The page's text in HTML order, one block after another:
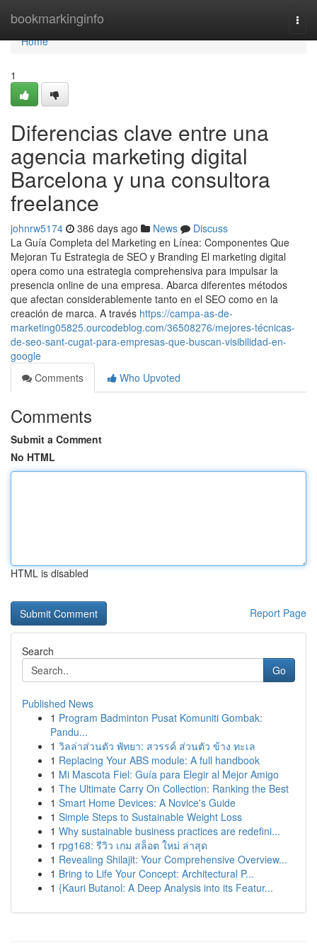
bookmarkinginfo
Home
Home
1
Diferencias clave entre una
agencia marketing digital
Barcelona y una consultora
freelance
johnrw5174 386 days ago News
Discuss
La Guía Completa del Marketing en Línea: Componentes Que
Mejoran Tu Estrategia de SEO y Branding El marketing digital
opera como una estrategia comprehensiva para impulsar la
presencia online de una empresa. Abarca diferentes métodos
que afectan considerablemente tanto en el SEO como en la
creación de marca. A través https://campa-as-de-
marketing05825.ourcodeblog.com/36508276/mejores-técnicas-
de-seo-sant-cugat-para-empresas-que-buscan-visibilidad-en-
google
Comments
Who Upvoted
Comments
Submit a Comment
No HTML
HTML is disabled
Report Page
Search
Go
Published News
1 Program Badminton Pusat Komuniti Gombak:
Pandu...
1 วิลล่าส่วนตัว พัทยา: สวรรค์ ส่วนตัว ข้าง ทะเล
1 Replacing Your ABS module: A full handbook
1 Mi Mascota Fiel: Guía para Elegir al Mejor Amigo
1 The Ultimate Carry On Collection: Ranking the Best
1 Smart Home Devices: A Novice's Guide
1 Simple Steps to Sustainable Weight Loss
1 Why sustainable business practices are redefini...
1 rpg168: รีวิว เกม สล็อต ใหม่ ล่าสุด
1 Revealing Shilajit: Your Comprehensive Overview...
1 Bring to Life Your Concept: Architectural P...
1 {Kauri Butanol: A Deep Analysis into its Featur...